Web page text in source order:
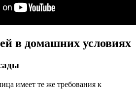
в домашних условиях
имеет те же требования к